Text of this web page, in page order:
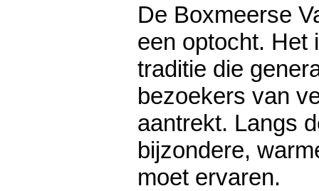
De Boxmeerse
een optocht. Het
traditie die
bezoekers van
aantrekt. Langs
bijzondere,
moet ervaren.